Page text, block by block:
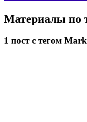
Материалы по
1 постс тегом